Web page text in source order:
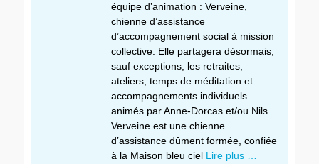
équipe d’animation : Verveine,
chienne d’assistance
d’accompagnement social à mission
collective. Elle partagera désormais,
sauf exceptions, les retraites,
ateliers, temps de méditation et
accompagnements individuels
animés par Anne‑Dorcas et/ou Nils.
Verveine est une chienne
d’assistance dûment formée, confiée
à la Maison bleu ciel Lire plus …